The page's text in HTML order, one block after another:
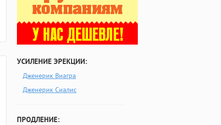
УСИЛЕНИЕ ЭРЕКЦИИ:
Дженерик Виагра
Дженерик Сиалис
ПРОДЛЕНИЕ: